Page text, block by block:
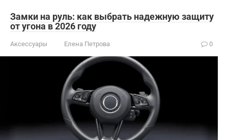
Замки на руль: как выбрать надежную защиту
от угона в 2026 году
Аксессуары Елена Петрова 0